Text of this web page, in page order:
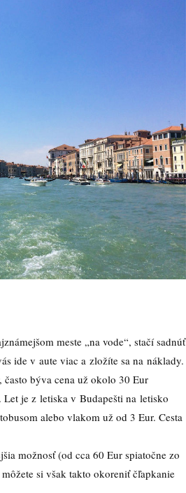
meste „na vode“, stačí sadnúť
ide v aute viac a zložíte sa na náklady.
často býva cena už okolo 30 Eur
je z letiska v Budapešti na letisko
alebo vlakom už od 3 Eur. Cesta
možnosť (od cca 60 Eur spiatočne zo
si však takto okoreniť čľapkanie